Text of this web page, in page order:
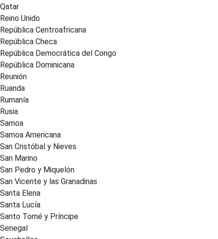
Qatar
Reino Unido
República Centroafricana
República Checa
República Democrática del Congo
República Dominicana
Reunión
Ruanda
Rumanía
Rusia
Samoa
Samoa Americana
San Cristóbal y Nieves
San Marino
San Pedro y Miquelón
San Vicente y las Granadinas
Santa Elena
Santa Lucía
Santo Tomé y Príncipe
Senegal